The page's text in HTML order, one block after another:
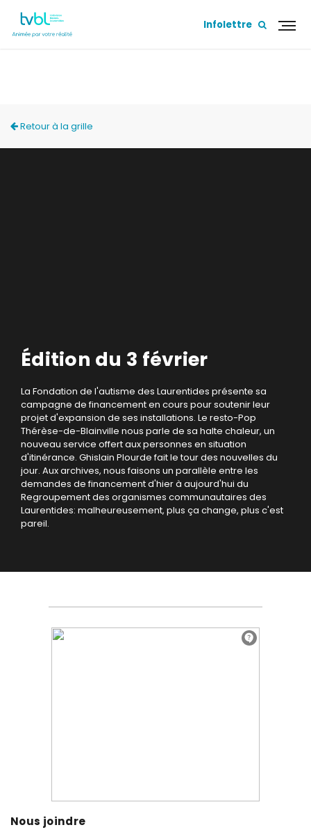
Infolettre
Retour à la grille
Édition du 3 février
La Fondation de l'autisme des Laurentides présente sa
campagne de financement en cours pour soutenir leur
projet d'expansion de ses installations. Le resto-Pop
Thérèse-de-Blainville nous parle de sa halte chaleur, un
nouveau service offert aux personnes en situation
d'itinérance. Ghislain Plourde fait le tour des nouvelles du
jour. Aux archives, nous faisons un parallèle entre les
demandes de financement d'hier à aujourd'hui du
Regroupement des organismes communautaires des
Laurentides: malheureusement, plus ça change, plus c'est
pareil.
Nous joindre